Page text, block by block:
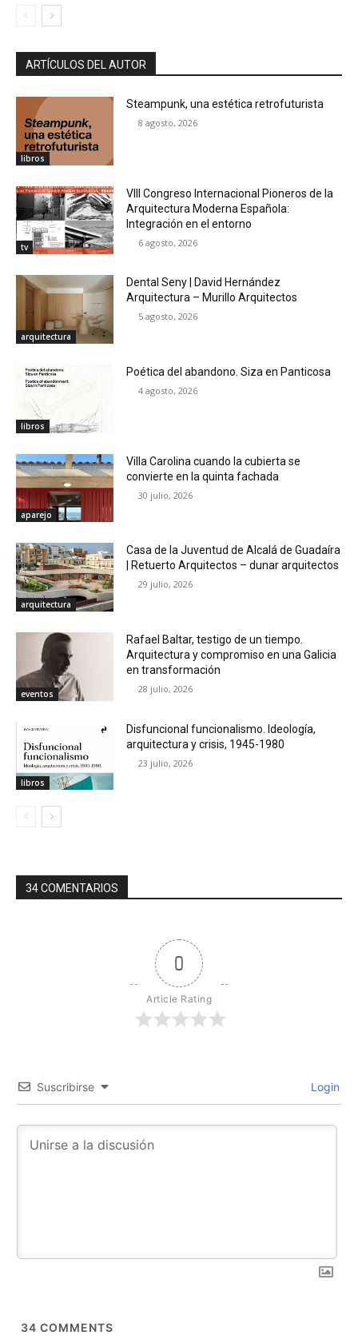
ARTÍCULOS DEL AUTOR
libros
Steampunk, una estética retrofuturista
8 agosto, 2026
tv
VIII Congreso Internacional Pioneros de la
Arquitectura Moderna Española:
Integración en el entorno
6 agosto, 2026
arquitectura
Dental Seny | David Hernández
Arquitectura – Murillo Arquitectos
5 agosto, 2026
libros
Poética del abandono. Siza en Panticosa
4 agosto, 2026
aparejo
Villa Carolina cuando la cubierta se
convierte en la quinta fachada
30 julio, 2026
arquitectura
Casa de la Juventud de Alcalá de Guadaíra
| Retuerto Arquitectos – dunar arquitectos
29 julio, 2026
eventos
Rafael Baltar, testigo de un tiempo.
Arquitectura y compromiso en una Galicia
en transformación
28 julio, 2026
libros
Disfuncional funcionalismo. Ideología,
arquitectura y crisis, 1945-1980
23 julio, 2026
34 COMENTARIOS
0
Article Rating
Suscribirse Login
34 COMMENTS